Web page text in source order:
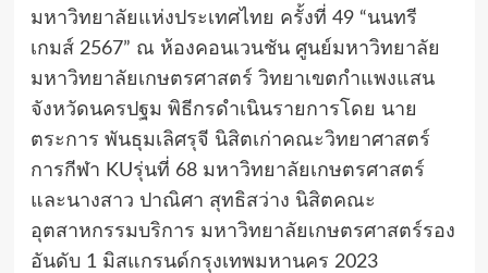
มหาวิทยาลัยแห่งประเทศไทย ครั้งที่ 49 “นนทรี
เกมส์ 2567” ณ ห้องคอนเวนชัน ศูนย์มหาวิทยาลัย
มหาวิทยาลัยเกษตรศาสตร์ วิทยาเขตกำแพงแสน
จังหวัดนครปฐม พิธีกรดำเนินรายการโดย นาย
ตระการ พันธุมเลิศรุจี นิสิตเก่าคณะวิทยาศาสตร์
การกีฬา KUรุ่นที่ 68 มหาวิทยาลัยเกษตรศาสตร์
และนางสาว ปาณิศา สุทธิสว่าง นิสิตคณะ
อุตสาหกรรมบริการ มหาวิทยาลัยเกษตรศาสตร์รอง
อันดับ 1 มิสแกรนด์กรุงเทพมหานคร 2023